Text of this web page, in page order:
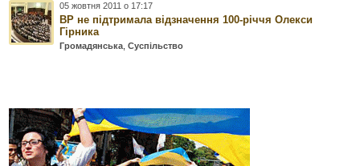
05 жовтня 2011 о 17:17
ВР не підтримала відзначення 100-річчя Олекси
Гірника
Громадянська ,Суспільство